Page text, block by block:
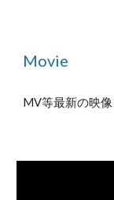
Movie
MV等最新の映